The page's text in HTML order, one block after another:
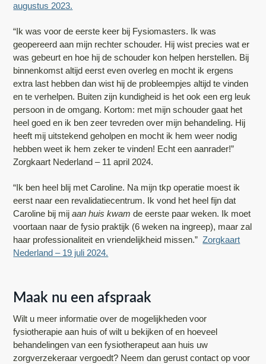
augustus 2023.
“Ik was voor de eerste keer bij Fysiomasters. Ik was
geopereerd aan mijn rechter schouder. Hij wist precies wat er
was gebeurt en hoe hij de schouder kon helpen herstellen. Bij
binnenkomst altijd eerst even overleg en mocht ik ergens
extra last hebben dan wist hij de probleempjes altijd te vinden
en te verhelpen. Buiten zijn kundigheid is het ook een erg leuk
persoon in de omgang. Kortom: met mijn schouder gaat het
heel goed en ik ben zeer tevreden over mijn behandeling. Hij
heeft mij uitstekend geholpen en mocht ik hem weer nodig
hebben weet ik hem zeker te vinden! Echt een aanrader!”
Zorgkaart Nederland – 11 april 2024.
“Ik ben heel blij met Caroline. Na mijn tkp operatie moest ik
eerst naar een revalidatiecentrum. Ik vond het heel fijn dat
Caroline bij mijaan huis kwam de eerste paar weken. Ik moet
voortaan naar de fysio praktijk (6 weken na ingreep), maar zal
haar professionaliteit en vriendelijkheid missen.”Zorgkaart
Nederland – 19 juli 2024.
Maak nu een afspraak
Wilt u meer informatie over de mogelijkheden voor
fysiotherapie aan huis of wilt u bekijken of en hoeveel
behandelingen van een fysiotherapeut aan huis uw
zorgverzekeraar vergoedt? Neem dan gerust contact op voor